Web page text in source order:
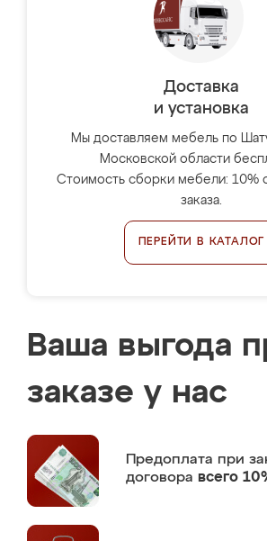
Доставка
и установка
Мы доставляем мебель по
Московской области
Стоимость сборки мебели: 10%
заказа.
ПЕРЕЙТИ В КАТАЛОГ
Ваша выгода
заказе у нас
Предоплата при
договора всего